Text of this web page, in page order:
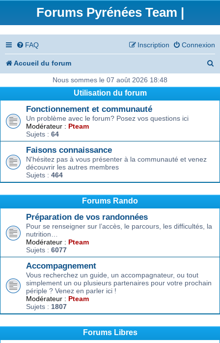
Forums Pyrénées Team |
FAQ Connexion
Inscription
Accueil du forum
e
Nous sommes le 07 août 2026 18:48
Utilisation du forum
Fonctionnement et communauté
Un problème avec le forum? Posez vos questions ici
Modérateur : Pteam
Sujets : 64
Faisons connaissance
N'hésitez pas à vous présenter à la communauté et venez
découvrir les autres membres
Sujets : 464
Forums Rando
Préparation de vos randonnées
Pour se renseigner sur l’accès, le parcours, les difficultés, la
nutrition…
Modérateur : Pteam
Sujets : 6077
Accompagnement
Vous recherchez un guide, un accompagnateur, ou tout
simplement un ou plusieurs partenaires pour votre prochain
périple ? Venez en parler ici !
Modérateur : Pteam
Sujets : 1807
Forums Libres